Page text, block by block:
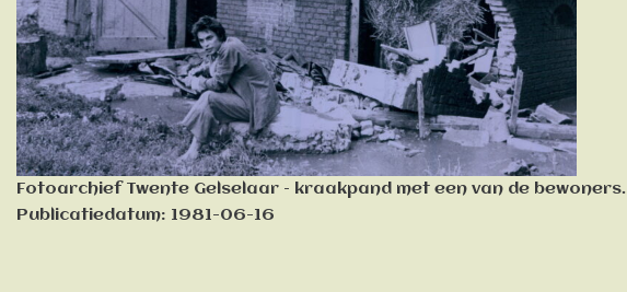
Fotoarchief Twente Gelselaar – kraakpand met een van de bewoners.
Publicatiedatum: 1981-06-16